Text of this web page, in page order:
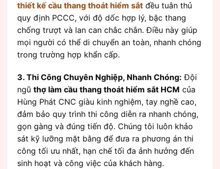
thiết kế cầu thang thoát hiểm sắt đều tuân thủ
quy định PCCC, với độ dốc hợp lý, bậc thang
chống trượt và lan can chắc chắn. Điều này giúp
mọi người có thể di chuyển an toàn, nhanh chóng
trong trường hợp khẩn cấp.
3. Thi Công Chuyên Nghiệp, Nhanh Chóng: Đội
ngũ thợ làm cầu thang thoát hiểm sắt HCM của
Hùng Phát CNC giàu kinh nghiệm, tay nghề cao,
đảm bảo quy trình thi công diễn ra nhanh chóng,
gọn gàng và đúng tiến độ. Chúng tôi luôn khảo
sát kỹ lưỡng mặt bằng để đưa ra phương án thi
công tối ưu nhất, hạn chế tối đa ảnh hưởng đến
sinh hoạt và công việc của khách hàng.